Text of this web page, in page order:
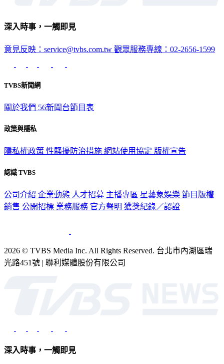
深入時事，一觸即見
意見反映：service@tvbs.com.tw 觀眾服務專線：02-2656-1599
TVBS新聞網
關於我們 56新聞台節目表
政策與隱私
隱私權政策 性騷擾防治措施 網站使用協定 版權宣告
認識 TVBS
公司介紹 企業動態 人才招募 主播專區 星藝象娛樂 節目版權
銷售 公開招標 業務服務 官方聲明 獲獎紀錄／認證
2026 © TVBS Media Inc. All Rights Reserved. 台北市內湖區瑞
光路451號 | 聯利媒體股份有限公司
深入時事，一觸即見